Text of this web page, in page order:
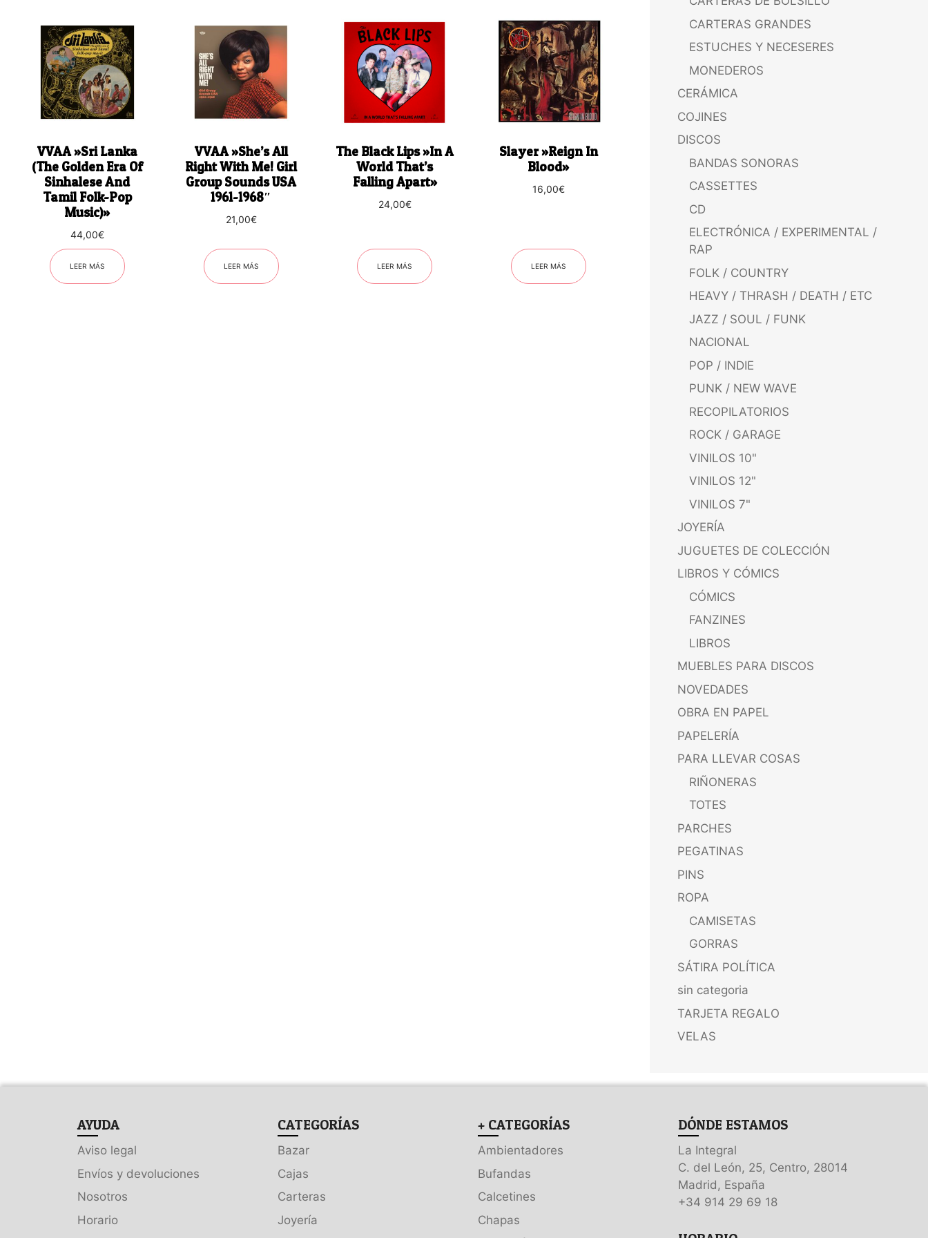
VVAA ‎»Sri Lanka
(The Golden Era Of
Sinhalese And
Tamil Folk-Pop
Music)»
44,00€
LEER MÁS
VVAA ‎»She’s All
Right With Me! Girl
Group Sounds USA
1961-1968″
21,00€
LEER MÁS
The Black Lips ‎»In A
World That’s
Falling Apart»
24,00€
LEER MÁS
Slayer ‎»Reign In
Blood»
16,00€
LEER MÁS
CARTERAS GRANDES
ESTUCHES Y NECESERES
MONEDEROS
CERÁMICA
COJINES
DISCOS
BANDAS SONORAS
CASSETTES
CD
ELECTRÓNICA / EXPERIMENTAL /
RAP
FOLK / COUNTRY
HEAVY / THRASH / DEATH / ETC
JAZZ / SOUL / FUNK
NACIONAL
POP / INDIE
PUNK / NEW WAVE
RECOPILATORIOS
ROCK / GARAGE
VINILOS 10"
VINILOS 12"
VINILOS 7"
JOYERÍA
JUGUETES DE COLECCIÓN
LIBROS Y CÓMICS
CÓMICS
FANZINES
LIBROS
MUEBLES PARA DISCOS
NOVEDADES
OBRA EN PAPEL
PAPELERÍA
PARA LLEVAR COSAS
RIÑONERAS
TOTES
PARCHES
PEGATINAS
PINS
ROPA
CAMISETAS
GORRAS
SÁTIRA POLÍTICA
sin categoria
TARJETA REGALO
VELAS
AYUDA
Aviso legal
Envíos y devoluciones
Nosotros
Horario
CATEGORÍAS
Bazar
Cajas
Carteras
Joyería
+ CATEGORÍAS
Ambientadores
Bufandas
Calcetines
Chapas
DÓNDE ESTAMOS
La Integral
C. del León, 25, Centro, 28014
Madrid, España
+34 914 29 69 18